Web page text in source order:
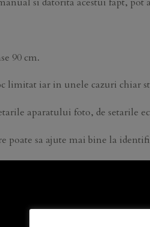
90 cm.
limitat iar in unele cazuri chiar
aparatului foto, de setarile
poate sa ajute mai bine la